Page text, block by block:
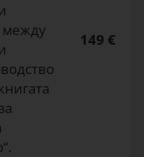
между
149 €